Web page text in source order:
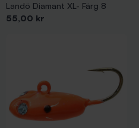
Landö Diamant XL- Färg 8
Pris
55,00 kr